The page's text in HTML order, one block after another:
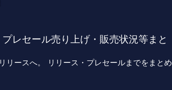
レセール売り上げ・販売状況等まと
リースへ。 リリース・プレセールまでをまとめ